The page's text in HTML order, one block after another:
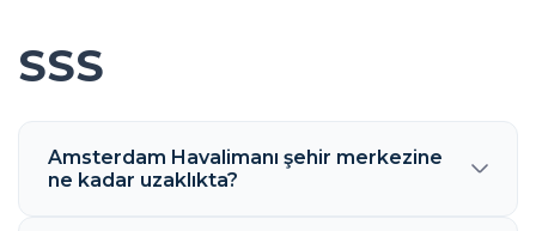
SSS
Amsterdam Havalimanı şehir merkezine
ne kadar uzaklıkta?